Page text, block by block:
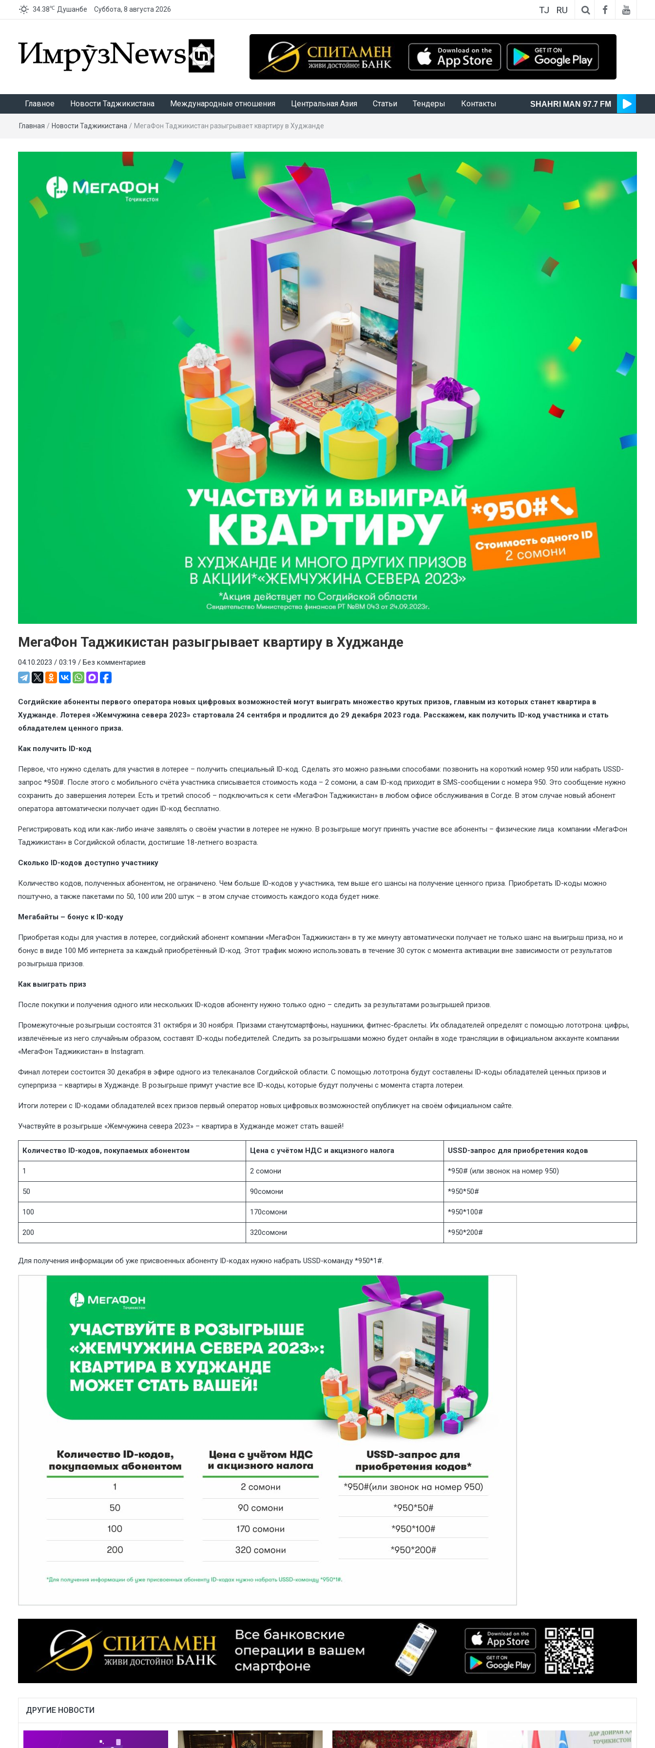
34.38℃ Душанбе Суббота, 8 августа 2026 TJ RU
Главное Новости Таджикистана Международные отношения Центральная Азия Статьи Тендеры Контакты SHAHRI MAN 97.7 FM
Главная / Новости Таджикистана / МегаФон Таджикистан разыгрывает квартиру в Худжанде
МегаФон Таджикистан разыгрывает квартиру в Худжанде
04.10.2023 / 03:19 / Без комментариев
Согдийские абоненты первого оператора новых цифровых возможностей могут выиграть множество крутых призов, главным из которых станет квартира в
Худжанде. Лотерея «Жемчужина севера 2023» стартовала 24 сентября и продлится до 29 декабря 2023 года. Расскажем, как получить ID-код участника и стать
обладателем ценного приза.
Как получить ID-код
Первое, что нужно сделать для участия в лотерее – получить специальный ID-код. Сделать это можно разными способами: позвонить на короткий номер 950 или набрать USSD-
запрос *950#. После этого с мобильного счёта участника списывается стоимость кода – 2 сомони, а сам ID-код приходит в SMS-сообщении с номера 950. Это сообщение нужно
сохранить до завершения лотереи. Есть и третий способ – подключиться к сети «МегаФон Таджикистан» в любом офисе обслуживания в Согде. В этом случае новый абонент
оператора автоматически получает один ID-код бесплатно.
Регистрировать код или как-либо иначе заявлять о своём участии в лотерее не нужно. В розыгрыше могут принять участие все абоненты – физические лица компании «МегаФон
Таджикистан» в Согдийской области, достигшие 18-летнего возраста.
Сколько ID-кодов доступно участнику
Количество кодов, полученных абонентом, не ограничено. Чем больше ID-кодов у участника, тем выше его шансы на получение ценного приза. Приобретать ID-коды можно
поштучно, а также пакетами по 50, 100 или 200 штук – в этом случае стоимость каждого кода будет ниже.
Мегабайты – бонус к ID-коду
Приобретая коды для участия в лотерее, согдийский абонент компании «МегаФон Таджикистан» в ту же минуту автоматически получает не только шанс на выигрыш приза, но и
бонус в виде 100 Мб интернета за каждый приобретённый ID-код. Этот трафик можно использовать в течение 30 суток с момента активации вне зависимости от результатов
розыгрыша призов.
Как выиграть приз
После покупки и получения одного или нескольких ID-кодов абоненту нужно только одно – следить за результатами розыгрышей призов.
Промежуточные розыгрыши состоятся 31 октября и 30 ноября. Призами станутсмартфоны, наушники, фитнес-браслеты. Их обладателей определят с помощью лототрона: цифры,
извлечённые из него случайным образом, составят ID-коды победителей. Следить за розыгрышами можно будет онлайн в ходе трансляции в официальном аккаунте компании
«МегаФон Таджикистан» в Instagram.
Финал лотереи состоится 30 декабря в эфире одного из телеканалов Согдийской области. С помощью лототрона будут составлены ID-коды обладателей ценных призов и
суперприза – квартиры в Худжанде. В розыгрыше примут участие все ID-коды, которые будут получены с момента старта лотереи.
Итоги лотереи с ID-кодами обладателей всех призов первый оператор новых цифровых возможностей опубликует на своём официальном сайте.
Участвуйте в розыгрыше «Жемчужина севера 2023» – квартира в Худжанде может стать вашей!
Количество ID-кодов, покупаемых абонентом Цена с учётом НДС и акцизного налога USSD-запрос для приобретения кодов
1 2 сомони *950# (или звонок на номер 950)
50 90сомони *950*50#
100 170сомони *950*100#
200 320сомони *950*200#
Для получения информации об уже присвоенных абоненту ID-кодах нужно набрать USSD-команду *950*1#.
ДРУГИЕ НОВОСТИ